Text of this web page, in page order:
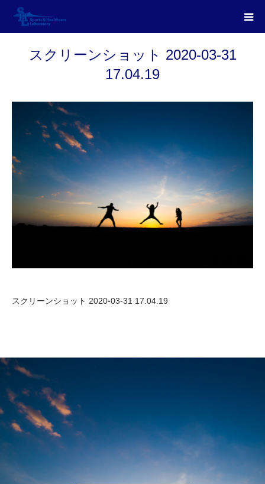
スクリーンショット 2020-03-31
17.04.19
スクリーンショット 2020-03-31 17.04.19